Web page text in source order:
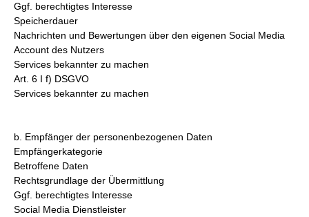
Ggf. berechtigtes Interesse
Speicherdauer
Nachrichten und Bewertungen über den eigenen Social Media
Account des Nutzers
Services bekannter zu machen
Art. 6 I f) DSGVO
Services bekannter zu machen
b. Empfänger der personenbezogenen Daten
Empfängerkategorie
Betroffene Daten
Rechtsgrundlage der Übermittlung
Ggf. berechtigtes Interesse
Social Media Dienstleister